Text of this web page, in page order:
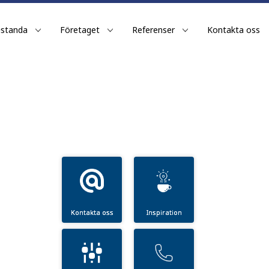
Företaget Referenser Kontakta oss
Kontakta oss Inspiration